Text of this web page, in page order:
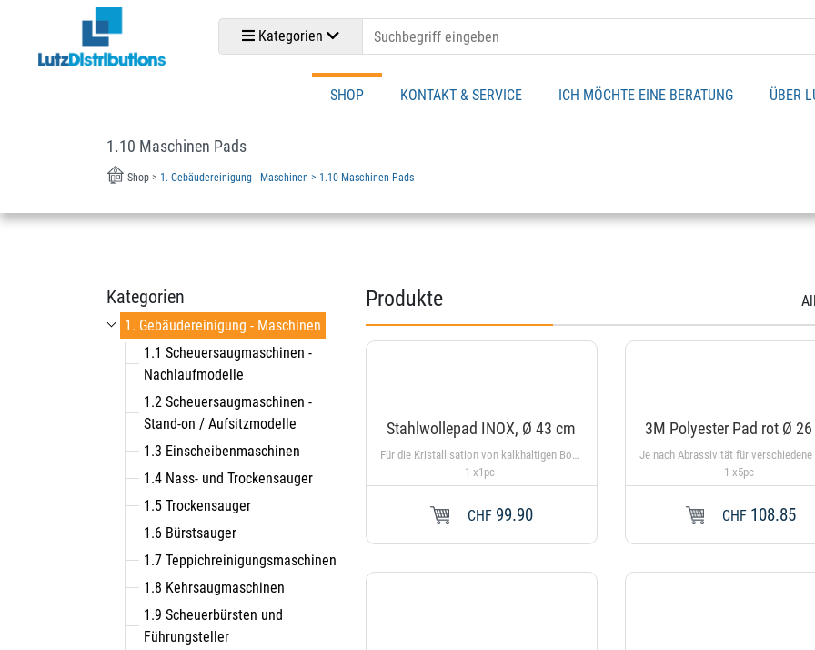
Kategorien
SHOP KONTAKT & SERVICE ICH MÖCHTE EINE BERATUNG ÜBER
1.10 Maschinen Pads
Shop > 1. Gebäudereinigung - Maschinen > 1.10 Maschinen Pads
Kategorien
1. Gebäudereinigung - Maschinen
1.1 Scheuersaugmaschinen -
Nachlaufmodelle
1.2 Scheuersaugmaschinen -
Stand-on / Aufsitzmodelle
1.3 Einscheibenmaschinen
1.4 Nass- und Trockensauger
1.5 Trockensauger
1.6 Bürstsauger
1.7 Teppichreinigungsmaschinen
1.8 Kehrsaugmaschinen
1.9 Scheuerbürsten und
Führungsteller
Produkte
Stahlwollepad INOX, Ø 43 cm
Für die Kristallisation von kalkhaltigen Bodenbelägen
1 x1pc
CHF 99.90 In den Warenkorb
3M Polyester Pad rot Ø
1 x5pc
CHF 108.85